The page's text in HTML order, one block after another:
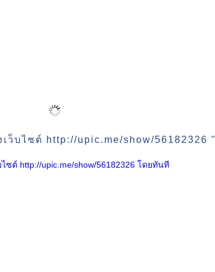
ว็บไซต์ http://upic.me/show/56182326 "
ซต์ http://upic.me/show/56182326 โดยทันที